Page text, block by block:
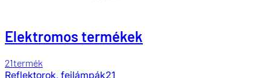
Elektromos termékek
21termék
Reflektorok, fejlámpák21